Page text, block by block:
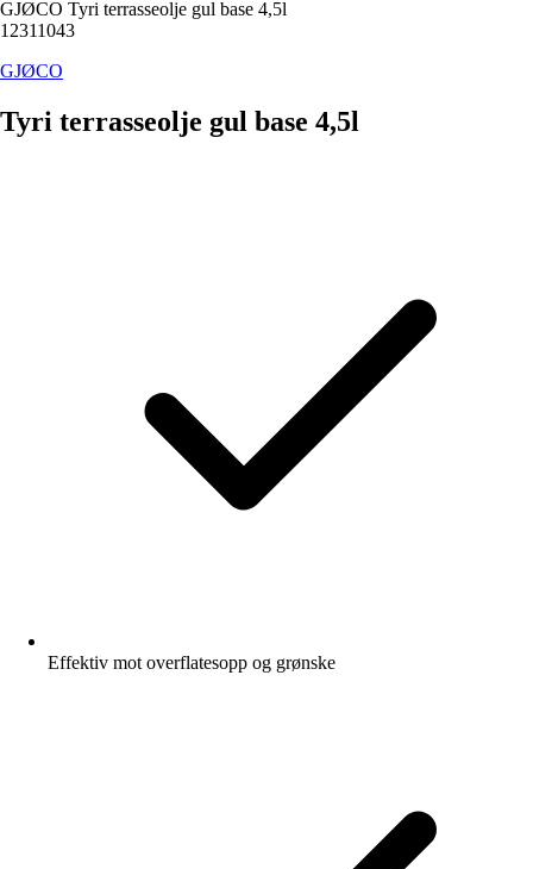
GJØCO Tyri terrasseolje gul base 4,5l
12311043
GJØCO
Tyri terrasseolje gul base 4,5l
Effektiv mot overflatesopp og grønske